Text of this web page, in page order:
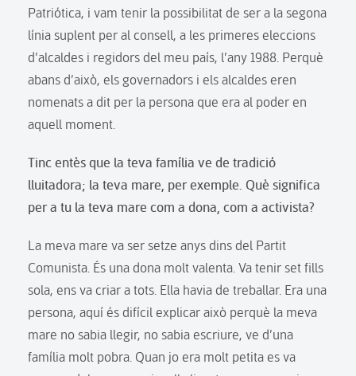
Patriótica, i vam tenir la possibilitat de ser a la segona
línia suplent per al consell, a les primeres eleccions
d’alcaldes i regidors del meu país, l’any 1988. Perquè
abans d’això, els governadors i els alcaldes eren
nomenats a dit per la persona que era al poder en
aquell moment.
Tinc entès que la teva família ve de tradició
lluitadora; la teva mare, per exemple. Què significa
per a tu la teva mare com a dona, com a activista?
La meva mare va ser setze anys dins del Partit
Comunista. És una dona molt valenta. Va tenir set fills
sola, ens va criar a tots. Ella havia de treballar. Era una
persona, aquí és difícil explicar això perquè la meva
mare no sabia llegir, no sabia escriure, ve d’una
família molt pobra. Quan jo era molt petita es va